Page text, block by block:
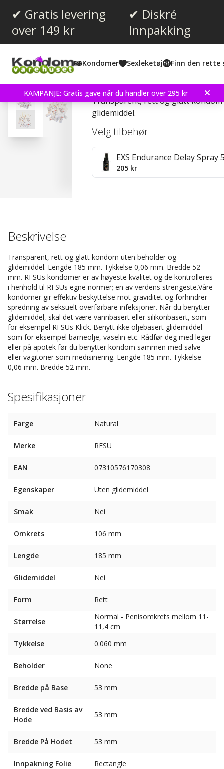
✔ Gratis levering
over 149 kr
✔ Diskré
Innpakking
Kondomer Sexleketøj Finn den rette
KAMPANJE: Gratis gave når du handler over 295 kr
Gjennomsnittskarakter:
4.5 stemmer:
12
RFSU 17006 30 stk
Transparent, rett og glatt
glidemiddel.
Velg tilbehør
EXS Endurance Delay Spray
205 kr
Beskrivelse
Transparent, rett og glatt kondom uten beholder og
glidemiddel. Lengde 185 mm. Tykkelse 0,06 mm. Bredde 52
mm. RFSUs kondomer er av høyeste kvalitet og de kontrolleres
i henhold til RFSUs egne normer; en av verdens strengeste.Våre
kondomer gir effektiv beskyttelse mot graviditet og forhindrer
spredning av seksuelt overførbare infeksjoner. Når du benytter
glidemiddel, skal det være vannbasert eller silikonbasert, som
for eksempel RFSUs Klick. Benytt ikke oljebasert glidemiddel
som for eksempel barneolje, vaselin etc. Rådfør deg med leger
eller på apotek før du benytter kondom sammen med salve
eller vagitorier som medisinering. Lengde 185 mm. Tykkelse
0,06 mm. Bredde 52 mm.
Spesifikasjoner
Farge Natural
Merke RFSU
EAN 07310576170308
Egenskaper Uten glidemiddel
Smak Nei
Omkrets 106 mm
Lengde 185 mm
Glidemiddel Nei
Form Rett
Størrelse
Normal - Penisomkrets mellom 11-
11,4 cm
Tykkelse
0.060 mm
Beholder None
Bredde på Base 53 mm
Bredde ved Basis av
Hode
53 mm
Bredde På Hodet 53 mm
Innpakning Folie Rectangle